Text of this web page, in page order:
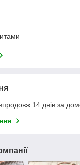
14 днів за